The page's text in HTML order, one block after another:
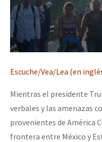
Escuche/Vea/Lea (en
Mientras el presidente
verbales y las amenazas
provenientes de América
frontera entre México y